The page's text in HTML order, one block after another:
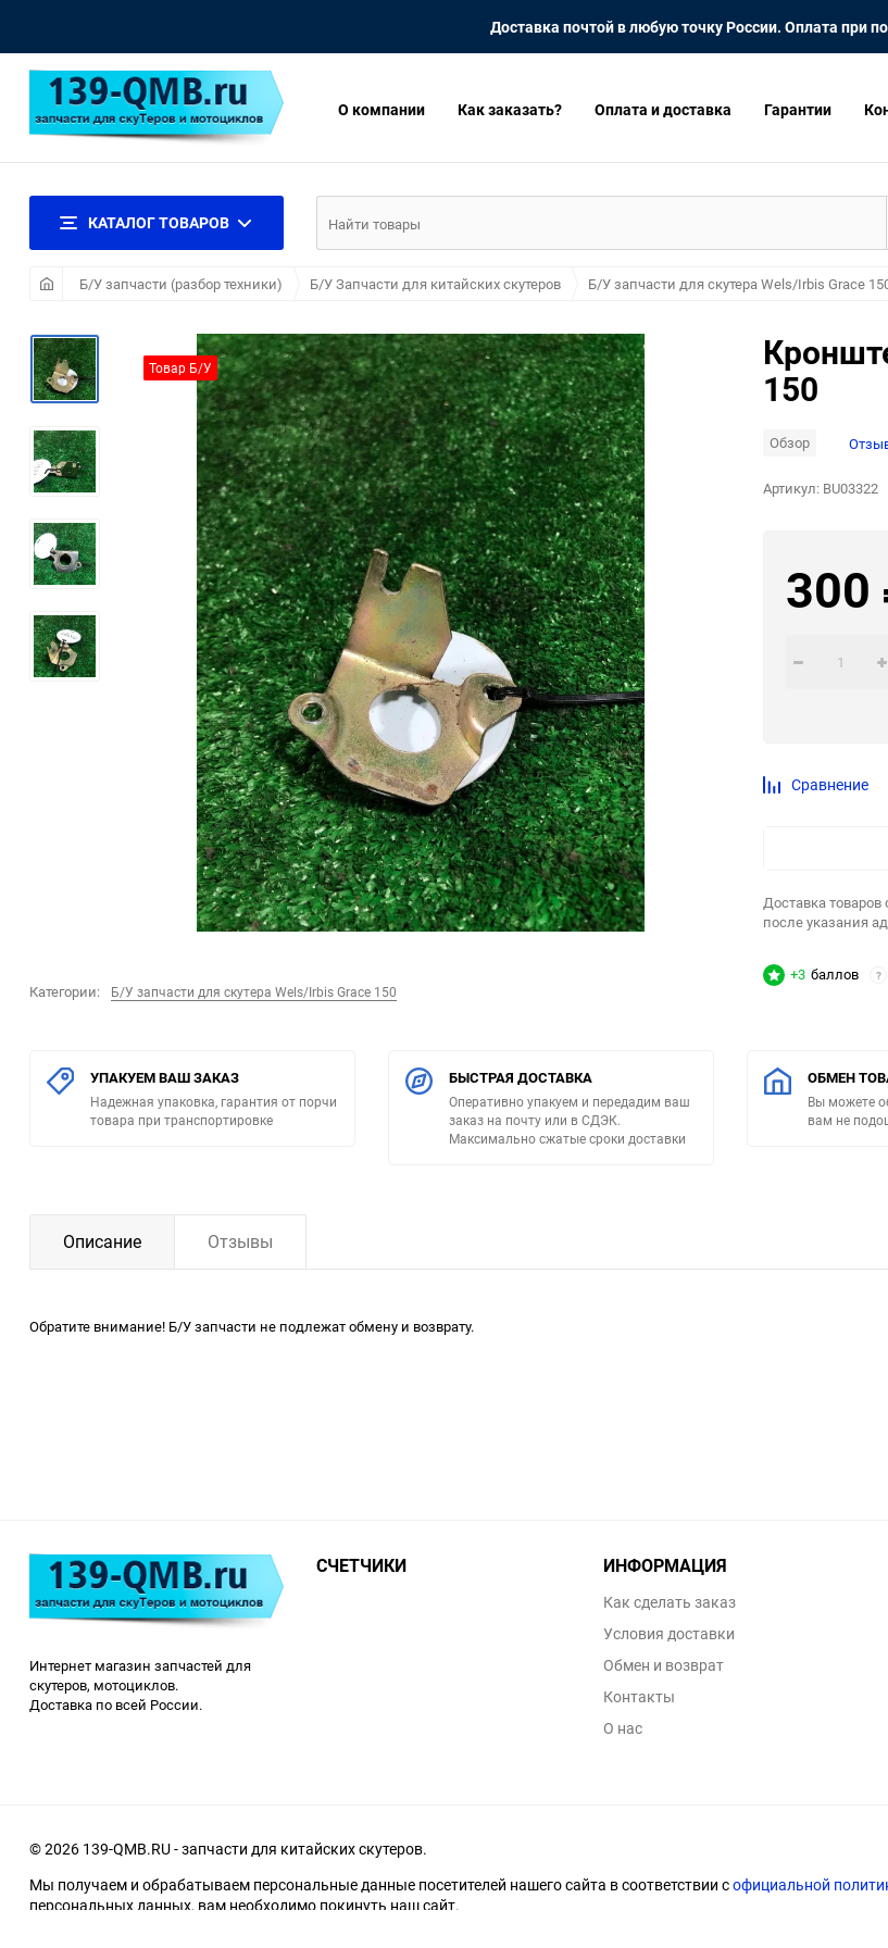
Доставка почтой в любую точку России. Оплата при
О компании Как заказать? Оплата и доставка Гарантии
КАТАЛОГ ТОВАРОВ
Б/У запчасти (разбор техники) Б/У Запчасти для китайских скутеров Б/У запчасти для скутера Wels/Irbis Grace
Товар Б/У
Категории: Б/У запчасти для скутера Wels/Irbis Grace 150
150
Обзор
Артикул: BU03322
300
Сравнение
Доставка
после указания
+3 баллов ?
УПАКУЕМ ВАШ ЗАКАЗ
Надежная упаковка, гарантия от порчи
товара при транспортировке
БЫСТРАЯ ДОСТАВКА
Оперативно упакуем и передадим ваш
заказ на почту или в СДЭК.
Максимально сжатые сроки доставки
ОБМЕН
Вы можете
вам не
Описание Отзывы
Обратите внимание! Б/У запчасти не подлежат обмену и возврату.
Интернет магазин запчастей для
скутеров, мотоциклов.
Доставка по всей России.
СЧЕТЧИКИ ИНФОРМАЦИЯ
Как сделать заказ
Условия доставки
Обмен и возврат
Контакты
О нас
© 2026 139-QMB.RU - запчасти для китайских скутеров.
Мы получаем и обрабатываем персональные данные посетителей нашего сайта в соответствии софициальной
персональных данных, вам необходимо покинуть наш сайт.